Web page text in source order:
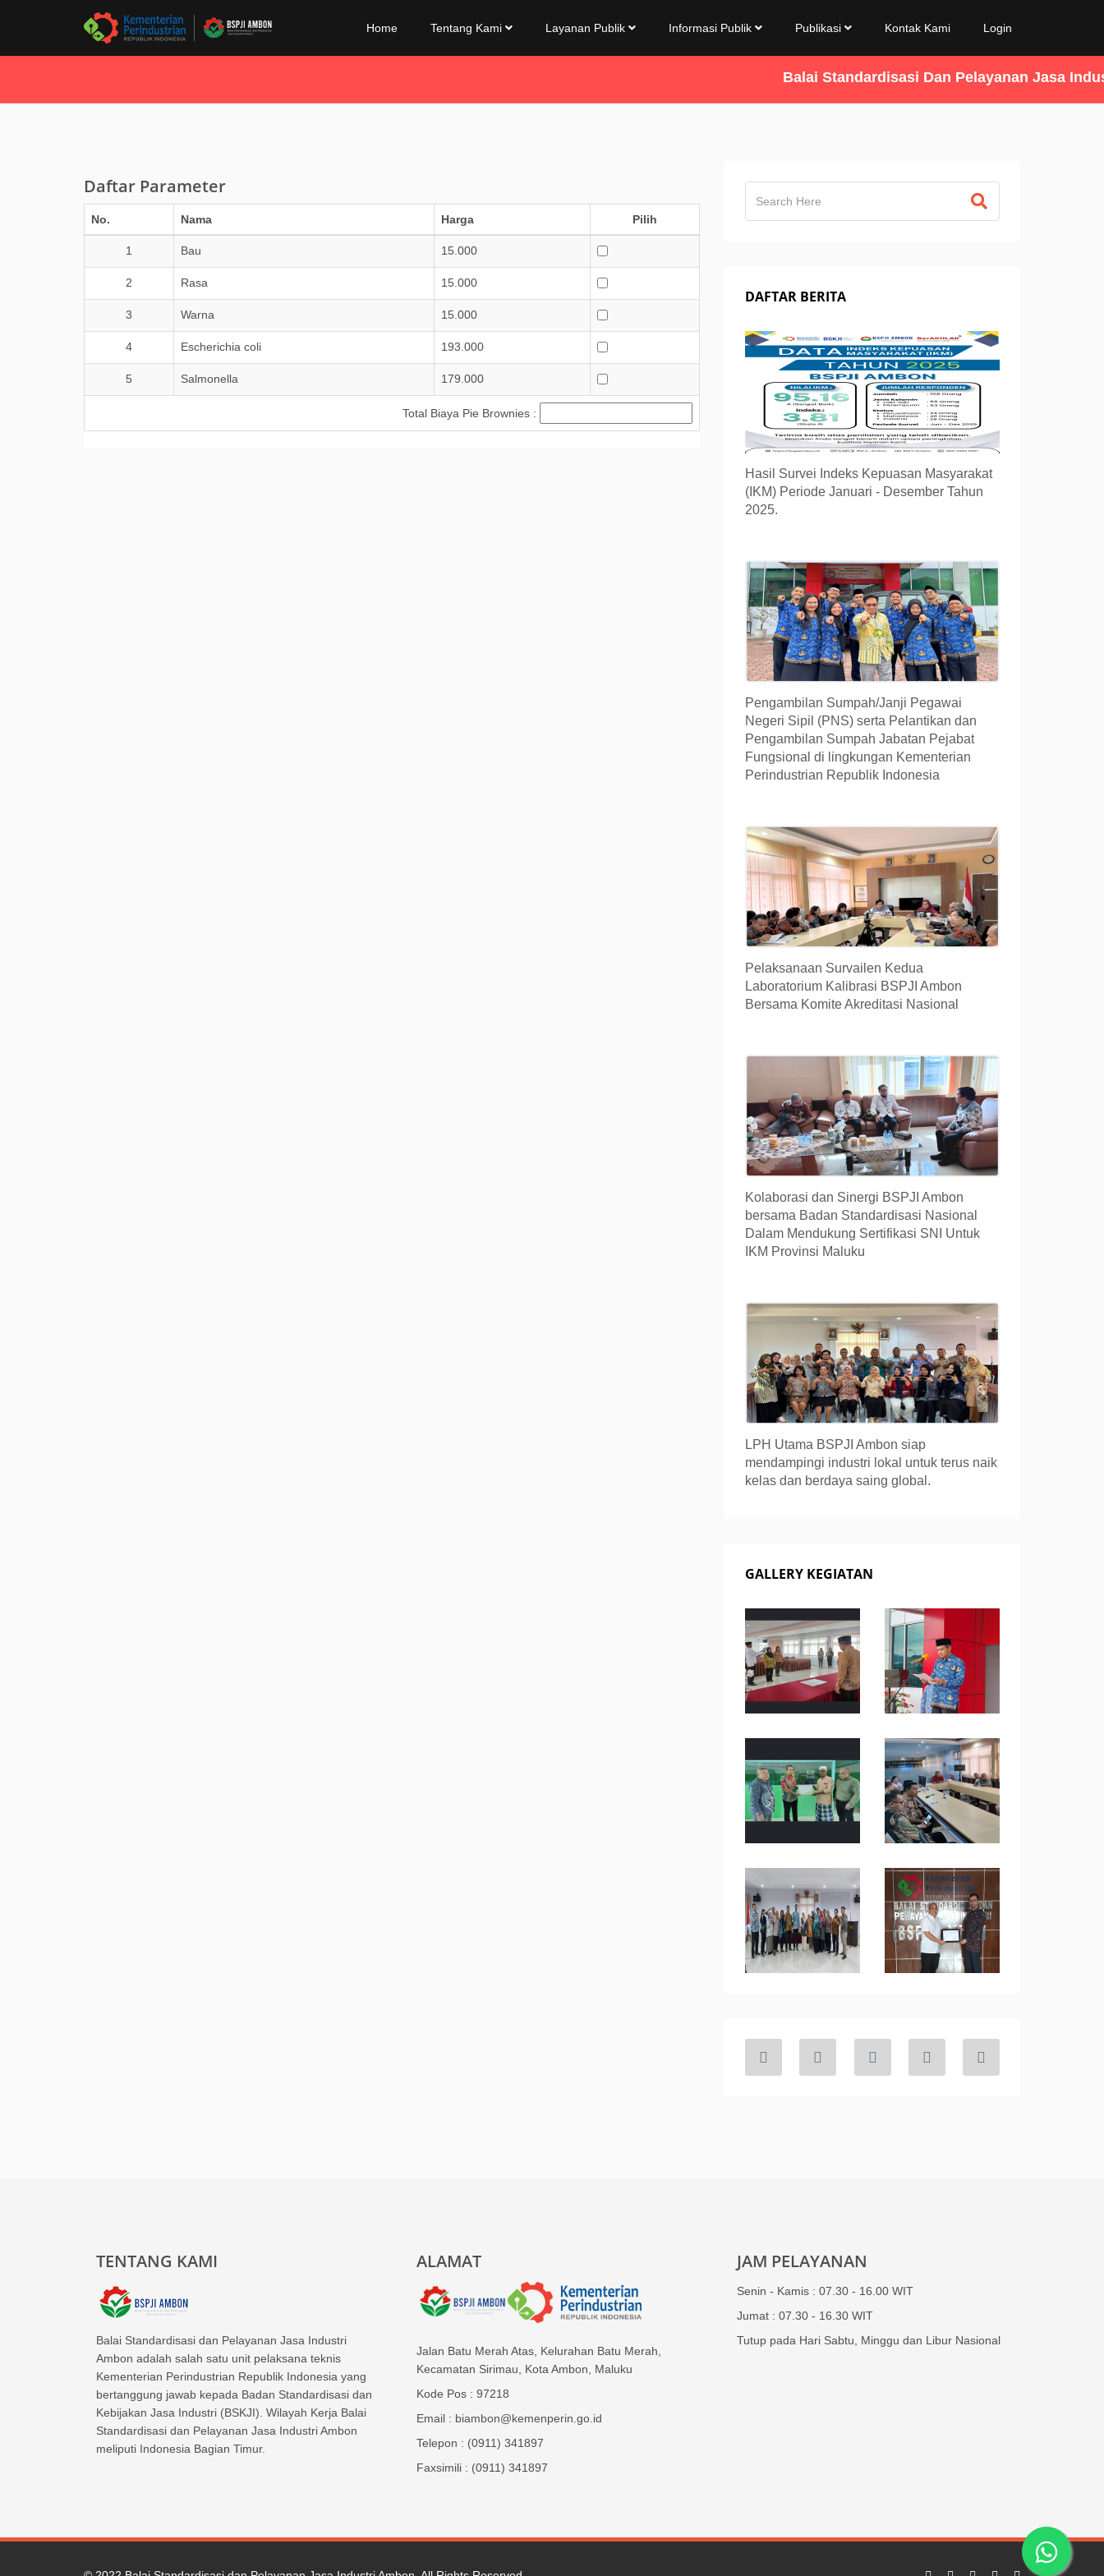
Home Tentang Kami Layanan Publik Informasi Publik Publikasi Kontak Kami Login
Balai Standardisasi Dan Pelayanan Jasa Industri
Daftar Parameter
No. Nama Harga Pilih
1 Bau 15.000
2 Rasa 15.000
3 Warna 15.000
4 Escherichia coli 193.000
5 Salmonella 179.000
Total Biaya Pie Brownies :
DAFTAR BERITA
Hasil Survei Indeks Kepuasan Masyarakat
(IKM) Periode Januari - Desember Tahun
2025.
Pengambilan Sumpah/Janji Pegawai
Negeri Sipil (PNS) serta Pelantikan dan
Pengambilan Sumpah Jabatan Pejabat
Fungsional di lingkungan Kementerian
Perindustrian Republik Indonesia
Pelaksanaan Survailen Kedua
Laboratorium Kalibrasi BSPJI Ambon
Bersama Komite Akreditasi Nasional
Kolaborasi dan Sinergi BSPJI Ambon
bersama Badan Standardisasi Nasional
Dalam Mendukung Sertifikasi SNI Untuk
IKM Provinsi Maluku
LPH Utama BSPJI Ambon siap
mendampingi industri lokal untuk terus naik
kelas dan berdaya saing global.
GALLERY KEGIATAN
TENTANG KAMI
Balai Standardisasi dan Pelayanan Jasa Industri
Ambon adalah salah satu unit pelaksana teknis
Kementerian Perindustrian Republik Indonesia yang
bertanggung jawab kepada Badan Standardisasi dan
Kebijakan Jasa Industri (BSKJI). Wilayah Kerja Balai
Standardisasi dan Pelayanan Jasa Industri Ambon
meliputi Indonesia Bagian Timur.
ALAMAT
Jalan Batu Merah Atas, Kelurahan Batu Merah,
Kecamatan Sirimau, Kota Ambon, Maluku
Kode Pos : 97218
Email : biambon@kemenperin.go.id
Telepon : (0911) 341897
Faxsimili : (0911) 341897
JAM PELAYANAN
Senin - Kamis : 07.30 - 16.00 WIT
Jumat : 07.30 - 16.30 WIT
Tutup pada Hari Sabtu, Minggu dan Libur Nasional